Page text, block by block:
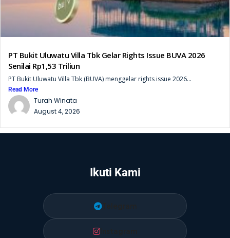
PT Bukit Uluwatu Villa Tbk Gelar Rights Issue BUVA 2026
Senilai Rp1,53 Triliun
PT Bukit Uluwatu Villa Tbk (BUVA) menggelar rights issue 2026...
Read More
Turah Winata
August 4, 2026
Ikuti Kami
Telegram